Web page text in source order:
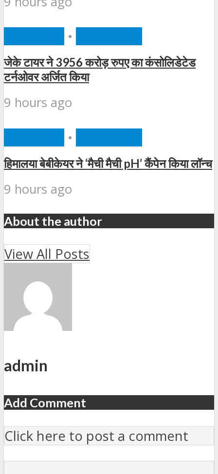
•
जेके टायर ने 3956 करोड़ रुपए का कंसोलिडेटेड
टर्नओवर अर्जित किया
9 hours ago
•
हिमालया बेबीकेयर ने ‘मैची मैची pH’ कैंपेन किया लॉन्च
9 hours ago
About the author
View All Posts
admin
Add Comment
Click here to post a comment